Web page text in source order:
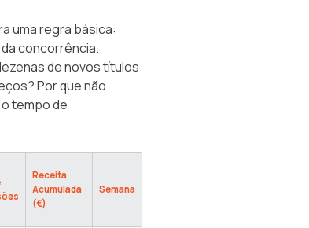
uma regra básica:
concorrência.
de novos títulos
Por que não
tempo de
Receita
Acumulada
(€)
Semana